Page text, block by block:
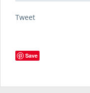
Tweet
Save